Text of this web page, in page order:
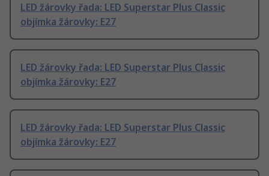
LED žárovky řada: LED Superstar Plus Classic
objímka žárovky: E27
LED žárovky řada: LED Superstar Plus Classic
objímka žárovky: E27
LED žárovky řada: LED Superstar Plus Classic
objímka žárovky: E27